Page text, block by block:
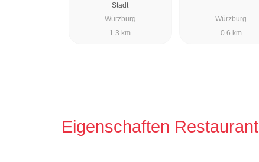
Stadt
Würzburg
1.3 km
Würzburg
0.6 km
Eigenschaften Restaurant